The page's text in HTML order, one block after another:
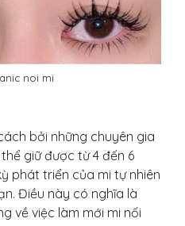
noi mi
bởi những chuyên gia
giữ được từ 4 đến 6
phát triển của mi tự nhiên
Điều này có nghĩa là
về việc làm mới mi nối